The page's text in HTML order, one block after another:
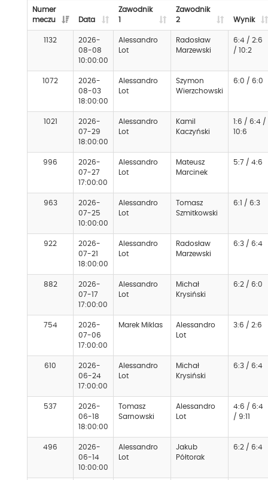
Numer
meczu
Data
Zawodnik
1
Zawodnik
2
Wynik
1132
2026-
08-08
10:00:00
Alessandro
Lot
Radosław
Marzewski
6:4 / 2:6
/ 10:2
1072
2026-
08-03
18:00:00
Alessandro
Lot
Szymon
Wierzchowski
6:0 / 6:0
1021
2026-
07-29
18:00:00
Alessandro
Lot
Kamil
Kaczyński
1:6 / 6:4 /
10:6
996
2026-
07-27
17:00:00
Alessandro
Lot
Mateusz
Marcinek
5:7 / 4:6
963
2026-
07-25
10:00:00
Alessandro
Lot
Tomasz
Szmitkowski
6:1 / 6:3
922
2026-
07-21
18:00:00
Alessandro
Lot
Radosław
Marzewski
6:3 / 6:4
882
2026-
07-17
17:00:00
Alessandro
Lot
Michał
Krysiński
6:2 / 6:0
754
2026-
07-06
17:00:00
Marek Miklas
Alessandro
Lot
3:6 / 2:6
610
2026-
06-24
17:00:00
Alessandro
Lot
Michał
Krysiński
6:3 / 6:4
537
2026-
06-18
18:00:00
Tomasz
Sarnowski
Alessandro
Lot
4:6 / 6:4
/ 9:11
496
2026-
06-14
10:00:00
Alessandro
Lot
Jakub
Półtorak
6:2 / 6:4